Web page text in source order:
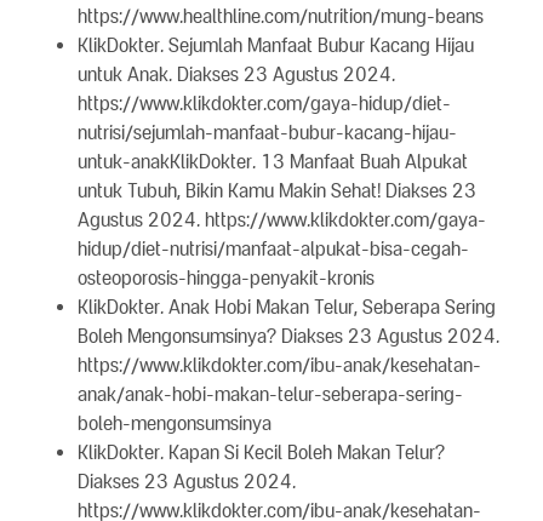
https://www.healthline.com/nutrition/mung-beans
KlikDokter. Sejumlah Manfaat Bubur Kacang Hijau
untuk Anak. Diakses 23 Agustus 2024.
https://www.klikdokter.com/gaya-hidup/diet-
nutrisi/sejumlah-manfaat-bubur-kacang-hijau-
untuk-anakKlikDokter. 13 Manfaat Buah Alpukat
untuk Tubuh, Bikin Kamu Makin Sehat! Diakses 23
Agustus 2024. https://www.klikdokter.com/gaya-
hidup/diet-nutrisi/manfaat-alpukat-bisa-cegah-
osteoporosis-hingga-penyakit-kronis
KlikDokter. Anak Hobi Makan Telur, Seberapa Sering
Boleh Mengonsumsinya? Diakses 23 Agustus 2024.
https://www.klikdokter.com/ibu-anak/kesehatan-
anak/anak-hobi-makan-telur-seberapa-sering-
boleh-mengonsumsinya
KlikDokter. Kapan Si Kecil Boleh Makan Telur?
Diakses 23 Agustus 2024.
https://www.klikdokter.com/ibu-anak/kesehatan-